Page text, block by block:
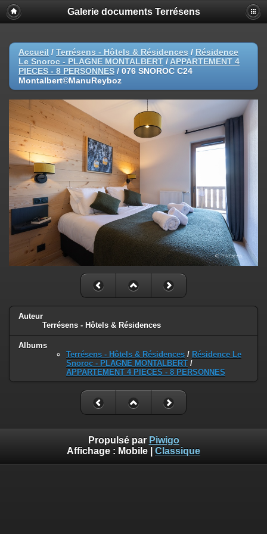
Galerie documents Terrésens
Accueil / Terrésens - Hôtels & Résidences / Résidence
Le Snoroc - PLAGNE MONTALBERT / APPARTEMENT 4
PIECES - 8 PERSONNES / 076 SNOROC C24
Montalbert©ManuReyboz
Auteur
Terrésens - Hôtels & Résidences
Albums
Terrésens - Hôtels & Résidences / Résidence Le
Snoroc - PLAGNE MONTALBERT /
APPARTEMENT 4 PIECES - 8 PERSONNES
Propulsé par Piwigo
Affichage : Mobile Classique